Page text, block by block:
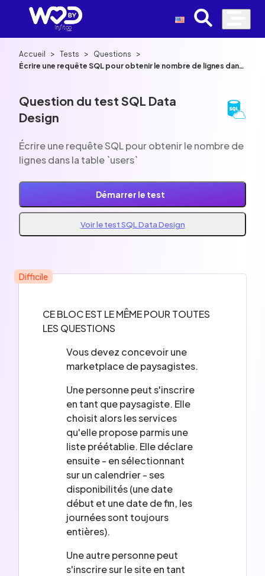
Accueil > Tests > Questions >
Écrire une requête SQL pour obtenir le nombre de lignes dans
Question du test SQL Data
Design
Écrire une requête SQL pour obtenir le nombre de
lignes dans la table `users`
Démarrer le test
Voir le test SQL Data Design
Difficile
CE BLOC EST LE MÊME POUR TOUTES
LES QUESTIONS
Vous devez concevoir une
marketplace de paysagistes.
Une personne peut s'inscrire
en tant que paysagiste. Elle
choisit alors les services
qu'elle propose parmis une
liste préétablie. Elle déclare
ensuite - en sélectionnant
sur un calendrier - ses
disponibilités (une date
début et une date de fin, les
journées sont toujours
entières).
Une autre personne peut
s'inscrire sur le site en tant